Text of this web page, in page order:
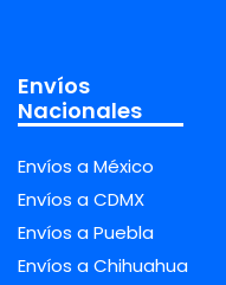
Envíos
Nacionales
Envíos a México
Envíos a CDMX
Envíos a Puebla
Envíos a Chihuahua